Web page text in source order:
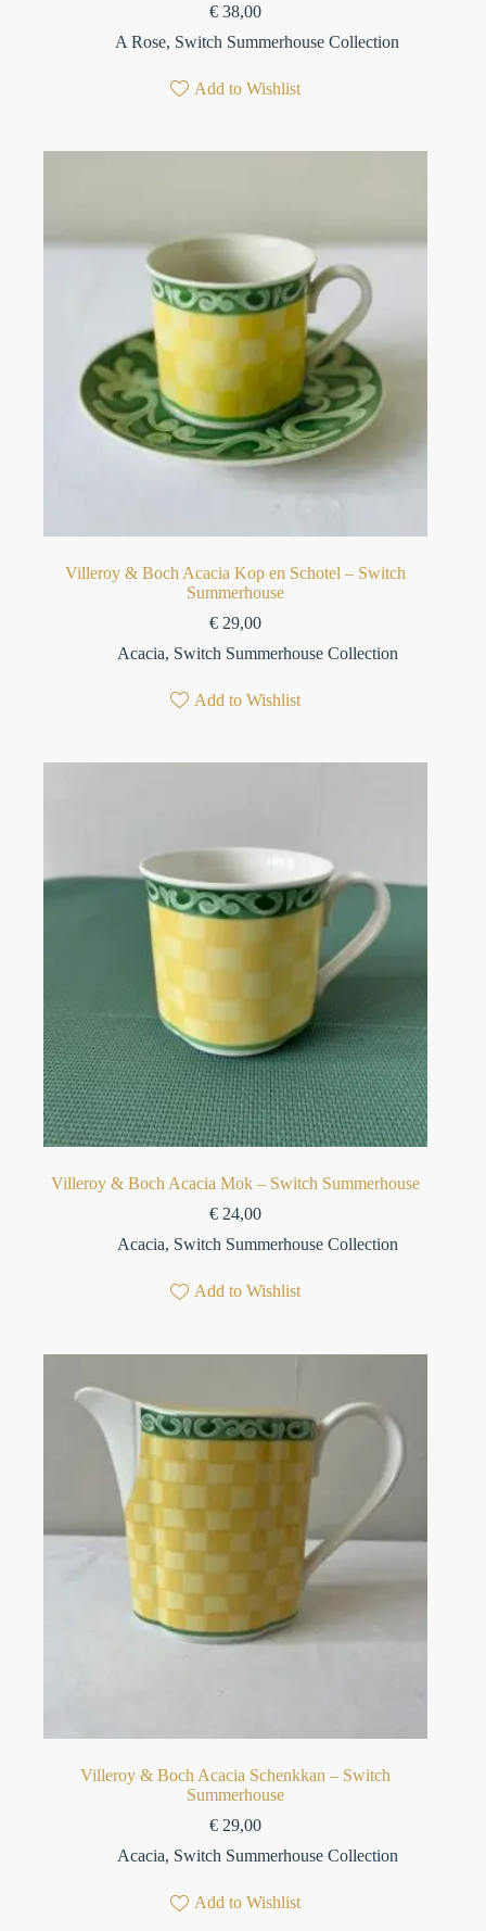
€ 38,00
A Rose, Switch Summerhouse Collection
Add to Wishlist
Villeroy & Boch Acacia Kop en Schotel – Switch
Summerhouse
€ 29,00
Acacia, Switch Summerhouse Collection
Add to Wishlist
Villeroy & Boch Acacia Mok – Switch Summerhouse
€ 24,00
Acacia, Switch Summerhouse Collection
Add to Wishlist
Villeroy & Boch Acacia Schenkkan – Switch
Summerhouse
€ 29,00
Acacia, Switch Summerhouse Collection
Add to Wishlist